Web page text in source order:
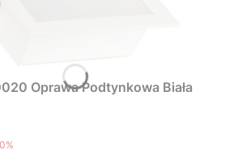
Oprawa Podtynkowa Biała